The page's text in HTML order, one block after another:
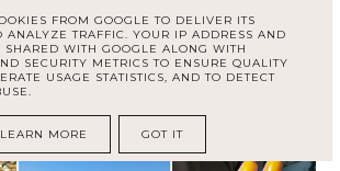
FROM GOOGLE TO DELIVER ITS
ANALYZE TRAFFIC. YOUR IP ADDRESS AND
SHARED WITH GOOGLE ALONG WITH
SECURITY METRICS TO ENSURE QUALITY
USAGE STATISTICS, AND TO DETECT
LEARN MORE GOT IT